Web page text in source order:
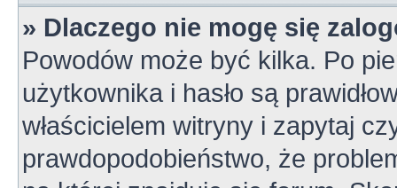
» Dlaczego nie mogę się
Powodów może być kilka. Po
użytkownika i hasło są
właścicielem witryny i zapytaj
prawdopodobieństwo, że